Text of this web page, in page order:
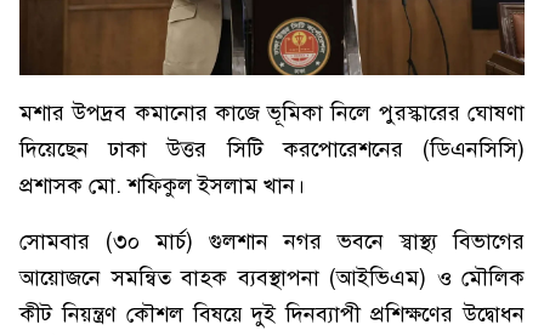
মশার উপদ্রব কমানোর কাজে ভূমিকা নিলে পুরস্কারের ঘোষণা
দিয়েছেন ঢাকা উত্তর সিটি করপোরেশনের (ডিএনসিসি)
প্রশাসক মো. শফিকুল ইসলাম খান।
সোমবার (৩০ মার্চ) গুলশান নগর ভবনে স্বাস্থ্য বিভাগের
আয়োজনে সমন্বিত বাহক ব্যবস্থাপনা (আইভিএম) ও মৌলিক
কীট নিয়ন্ত্রণ কৌশল বিষয়ে দুই দিনব্যাপী প্রশিক্ষণের উদ্বোধন